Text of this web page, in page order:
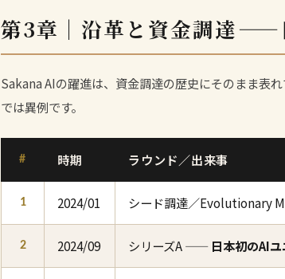
第3章｜沿革と資金調達——
Sakana AIの躍進は、資金調達の歴史にそのまま表
では異例です。
# 時期 ラウンド／出来事
1 2024/01 シード調達／Evolutionary
2 2024/09 シリーズA —— 日本初のAI